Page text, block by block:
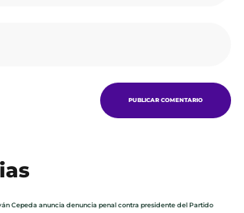
Cepeda anuncia denuncia penal contra presidente del Partido